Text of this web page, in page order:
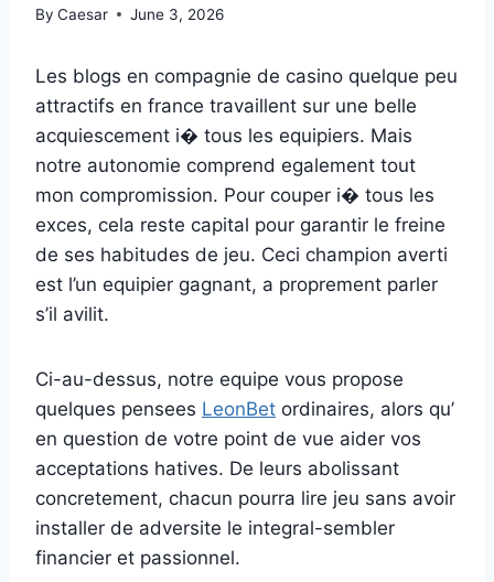
By Caesar June 3, 2026
Les blogs en compagnie de casino quelque peu
attractifs en france travaillent sur une belle
acquiescement i� tous les equipiers. Mais
notre autonomie comprend egalement tout
mon compromission. Pour couper i� tous les
exces, cela reste capital pour garantir le freine
de ses habitudes de jeu. Ceci champion averti
est l’un equipier gagnant, a proprement parler
s’il avilit.
Ci-au-dessus, notre equipe vous propose
quelques pensees LeonBet ordinaires, alors qu’
en question de votre point de vue aider vos
acceptations hatives. De leurs abolissant
concretement, chacun pourra lire jeu sans avoir
installer de adversite le integral-sembler
financier et passionnel.